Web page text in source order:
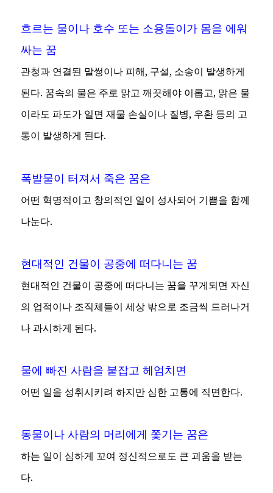
흐르는 물이나 호수 또는 소용돌이가 몸을 에워
싸는 꿈
관청과 연결된 말썽이나 피해, 구설, 소송이 발생하게
된다. 꿈속의 물은 주로 맑고 깨끗해야 이롭고, 맑은 물
이라도 파도가 일면 재물 손실이나 질병, 우환 등의 고
통이 발생하게 된다.
폭발물이 터져서 죽은 꿈은
어떤 혁명적이고 창의적인 일이 성사되어 기쁨을 함께
나눈다.
현대적인 건물이 공중에 떠다니는 꿈
현대적인 건물이 공중에 떠다니는 꿈을 꾸게되면 자신
의 업적이나 조직체들이 세상 밖으로 조금씩 드러나거
나 과시하게 된다.
물에 빠진 사람을 붙잡고 헤엄치면
어떤 일을 성취시키려 하지만 심한 고통에 직면한다.
동물이나 사람의 머리에게 쫓기는 꿈은
하는 일이 심하게 꼬여 정신적으로도 큰 괴움을 받는
다.